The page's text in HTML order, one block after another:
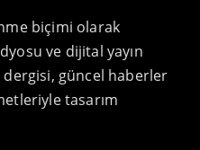
biçimi olarak
ve dijital yayın
dergisi, güncel haberler
tasarım